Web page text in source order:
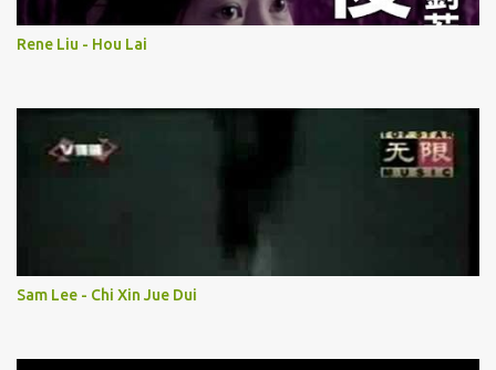
Rene Liu - Hou Lai
Sam Lee - Chi Xin Jue Dui